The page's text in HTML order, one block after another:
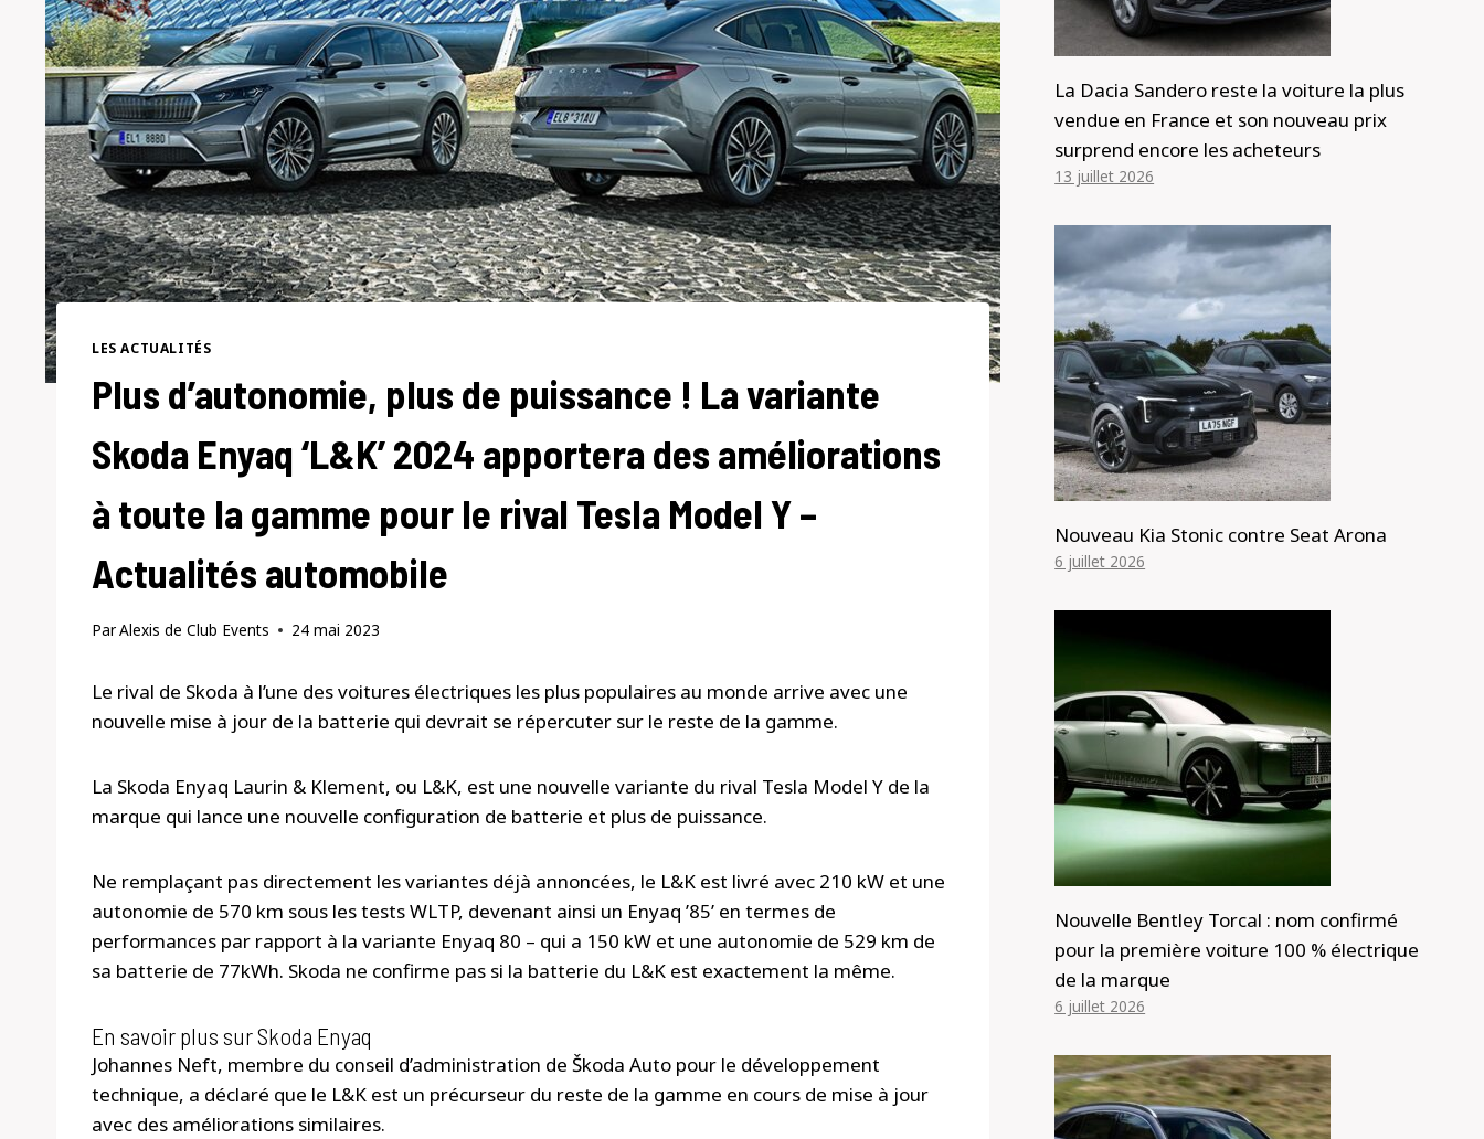
LES ACTUALITÉS
Plus d’autonomie, plus de puissance ! La variante
Skoda Enyaq ‘L&K’ 2024 apportera des améliorations
à toute la gamme pour le rival Tesla Model Y –
Actualités automobile
ParAlexis de Club Events 24 mai 2023
Le rival de Skoda à l’une des voitures électriques les plus populaires au monde arrive avec une
nouvelle mise à jour de la batterie qui devrait se répercuter sur le reste de la gamme.
La Skoda Enyaq Laurin & Klement, ou L&K, est une nouvelle variante du rival Tesla Model Y de la
marque qui lance une nouvelle configuration de batterie et plus de puissance.
Ne remplaçant pas directement les variantes déjà annoncées, le L&K est livré avec 210 kW et une
autonomie de 570 km sous les tests WLTP, devenant ainsi un Enyaq ’85’ en termes de
performances par rapport à la variante Enyaq 80 – qui a 150 kW et une autonomie de 529 km de
sa batterie de 77kWh. Skoda ne confirme pas si la batterie du L&K est exactement la même.
En savoir plus sur Skoda Enyaq
Johannes Neft, membre du conseil d’administration de Škoda Auto pour le développement
technique, a déclaré que le L&K est un précurseur du reste de la gamme en cours de mise à jour
avec des améliorations similaires.
La Dacia Sandero reste la voiture la plus
vendue en France et son nouveau prix
surprend encore les acheteurs
13 juillet 2026
Nouveau Kia Stonic contre Seat Arona
6 juillet 2026
Nouvelle Bentley Torcal : nom confirmé
pour la première voiture 100 % électrique
de la marque
6 juillet 2026